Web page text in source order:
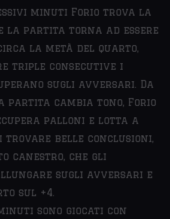
minuti Forio trova la
la partita torna ad essere
la metà del quarto,
triple consecutive i
sugli avversari. Da
partita cambia tono, Forio
palloni e lotta a
trovare belle conclusioni,
canestro, che gli
sugli avversari e
sul +4.
sono giocati con